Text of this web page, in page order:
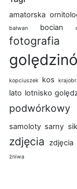
amatorska
bałwan
bocian
fotografia
kopciuszek kos
lato lotnisko
podwórkowy
samoloty sarny
zdjęcia zdjęcia
żniwa